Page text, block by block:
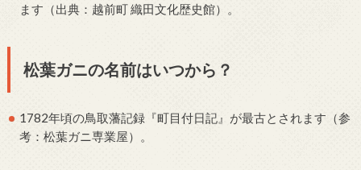
ます（出典：越前町 織田文化歴史館）。
松葉ガニの名前はいつから？
1782年頃の鳥取藩記録『町目付日記』が最古とされます（参
考：松葉ガニ専業屋）。